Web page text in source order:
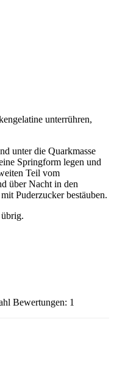
unterrühren,
unter die Quarkmasse
Springform legen und
Teil vom
über Nacht in den
Puderzucker bestäuben.
Bewertungen: 1